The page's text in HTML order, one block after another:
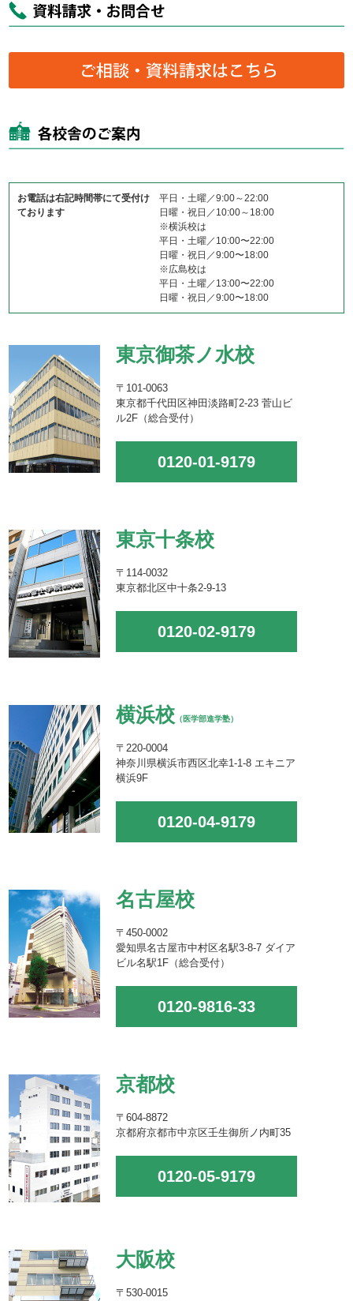
お電話は右記時間帯にて受付け
ております
平日・土曜／9:00～22:00
日曜・祝日／10:00～18:00
※横浜校は
平日・土曜／10:00〜22:00
日曜・祝日／9:00〜18:00
※広島校は
平日・土曜／13:00〜22:00
日曜・祝日／9:00〜18:00
東京御茶ノ水校
〒101-0063
東京都千代田区神田淡路町2-23 菅山ビ
ル2F（総合受付）
0120-01-9179
東京十条校
〒114-0032
東京都北区中十条2-9-13
0120-02-9179
横浜校 （医学部進学塾）
〒220-0004
神奈川県横浜市西区北幸1-1-8 エキニア
横浜9F
0120-04-9179
名古屋校
〒450-0002
愛知県名古屋市中村区名駅3-8-7 ダイア
ビル名駅1F（総合受付）
0120-9816-33
京都校
〒604-8872
京都府京都市中京区壬生御所ノ内町35
0120-05-9179
大阪校
〒530-0015